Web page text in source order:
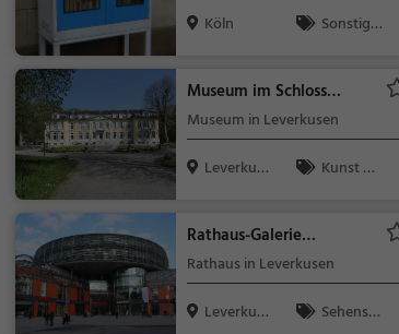
Köln
Sonstige
Museum im Schloss
Morsbroich
Museum in Leverkusen
Leverkuse
Kunst &
Rathaus-Galerie
Leverkusen
Rathaus in Leverkusen
Leverkuse
Sehensw